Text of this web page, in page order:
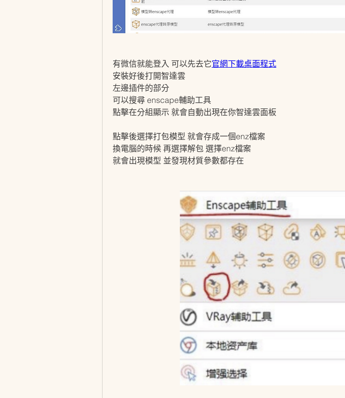
有微信就能登入 可以先去它官網下載桌面程式
安裝好後打開智達雲
左邊插件的部分
可以搜尋 enscape輔助工具
點擊在分組顯示 就會自動出現在你智達雲面板
點擊後選擇打包模型 就會存成一個enz檔案
換電腦的時候 再選擇解包 選擇enz檔案
就會出現模型 並發現材質參數都存在